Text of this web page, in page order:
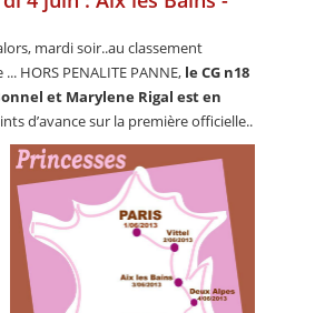
mardi soir..au classement
HORS PENALITE PANNE, le CG n18
et Marylene Rigal est en
d’avance sur la première officielle..